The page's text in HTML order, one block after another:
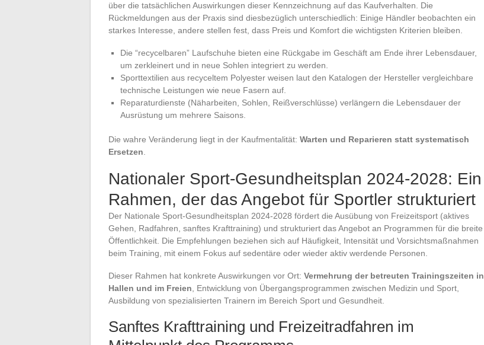
über die tatsächlichen Auswirkungen dieser Kennzeichnung auf das Kaufverhalten. Die
Rückmeldungen aus der Praxis sind diesbezüglich unterschiedlich: Einige Händler beobachten ein
starkes Interesse, andere stellen fest, dass Preis und Komfort die wichtigsten Kriterien bleiben.
Die “recycelbaren” Laufschuhe bieten eine Rückgabe im Geschäft am Ende ihrer Lebensdauer,
um zerkleinert und in neue Sohlen integriert zu werden.
Sporttextilien aus recyceltem Polyester weisen laut den Katalogen der Hersteller vergleichbare
technische Leistungen wie neue Fasern auf.
Reparaturdienste (Näharbeiten, Sohlen, Reißverschlüsse) verlängern die Lebensdauer der
Ausrüstung um mehrere Saisons.
Die wahre Veränderung liegt in der Kaufmentalität: Warten und Reparieren statt systematisch
Ersetzen.
Nationaler Sport-Gesundheitsplan 2024-2028: Ein
Rahmen, der das Angebot für Sportler strukturiert
Der Nationale Sport-Gesundheitsplan 2024-2028 fördert die Ausübung von Freizeitsport (aktives
Gehen, Radfahren, sanftes Krafttraining) und strukturiert das Angebot an Programmen für die breite
Öffentlichkeit. Die Empfehlungen beziehen sich auf Häufigkeit, Intensität und Vorsichtsmaßnahmen
beim Training, mit einem Fokus auf sedentäre oder wieder aktiv werdende Personen.
Dieser Rahmen hat konkrete Auswirkungen vor Ort: Vermehrung der betreuten Trainingszeiten in
Hallen und im Freien, Entwicklung von Übergangsprogrammen zwischen Medizin und Sport,
Ausbildung von spezialisierten Trainern im Bereich Sport und Gesundheit.
Sanftes Krafttraining und Freizeitradfahren im